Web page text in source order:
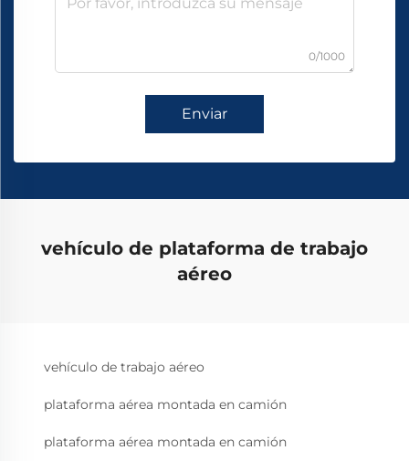
0/1000
Enviar
vehículo de plataforma de trabajo
aéreo
vehículo de trabajo aéreo
plataforma aérea montada en camión
plataforma aérea montada en camión